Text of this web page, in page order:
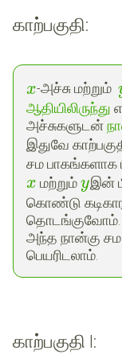
காற்பகுதி:
x-அச்சு மற்றும்
ஆதியிலிருந்து
அச்சுகளுடன்
இதுவே
சம பாகங்களாக
x மற்றும்yஇன்
கொண்டு கடிகார
தொடங்குவோம்.
அந்த நான்கு சம
பெயரிடலாம்.
காற்பகுதி I: